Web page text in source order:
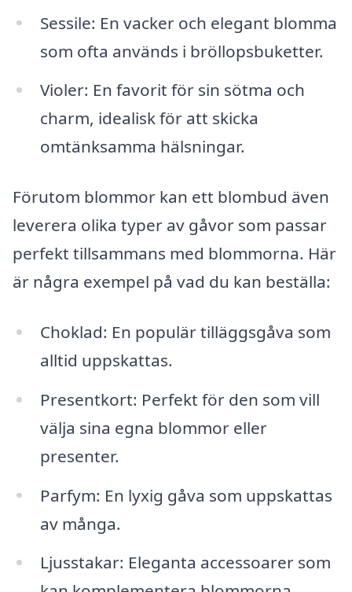
Sessile: En vacker och elegant blomma
som ofta används i bröllopsbuketter.
Violer: En favorit för sin sötma och
charm, idealisk för att skicka
omtänksamma hälsningar.
Förutom blommor kan ett blombud även
leverera olika typer av gåvor som passar
perfekt tillsammans med blommorna. Här
är några exempel på vad du kan beställa:
Choklad: En populär tilläggsgåva som
alltid uppskattas.
Presentkort: Perfekt för den som vill
välja sina egna blommor eller
presenter.
Parfym: En lyxig gåva som uppskattas
av många.
Ljusstakar: Eleganta accessoarer som